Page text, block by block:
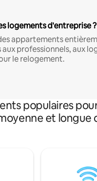
logements d'entreprise ?
appartements
professionnels, aux
le relogement.
populaires
et longue